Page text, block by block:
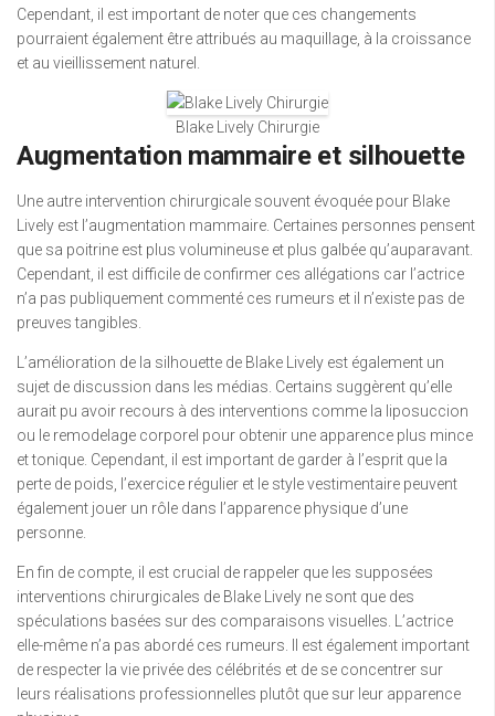
Cependant, il est important de noter que ces changements
pourraient également être attribués au maquillage, à la croissance
et au vieillissement naturel.
Blake Lively Chirurgie
Augmentation mammaire et silhouette
Une autre intervention chirurgicale souvent évoquée pour Blake
Lively est l’augmentation mammaire. Certaines personnes pensent
que sa poitrine est plus volumineuse et plus galbée qu’auparavant.
Cependant, il est difficile de confirmer ces allégations car l’actrice
n’a pas publiquement commenté ces rumeurs et il n’existe pas de
preuves tangibles.
L’amélioration de la silhouette de Blake Lively est également un
sujet de discussion dans les médias. Certains suggèrent qu’elle
aurait pu avoir recours à des interventions comme la liposuccion
ou le remodelage corporel pour obtenir une apparence plus mince
et tonique. Cependant, il est important de garder à l’esprit que la
perte de poids, l’exercice régulier et le style vestimentaire peuvent
également jouer un rôle dans l’apparence physique d’une
personne.
En fin de compte, il est crucial de rappeler que les supposées
interventions chirurgicales de Blake Lively ne sont que des
spéculations basées sur des comparaisons visuelles. L’actrice
elle-même n’a pas abordé ces rumeurs. Il est également important
de respecter la vie privée des célébrités et de se concentrer sur
leurs réalisations professionnelles plutôt que sur leur apparence